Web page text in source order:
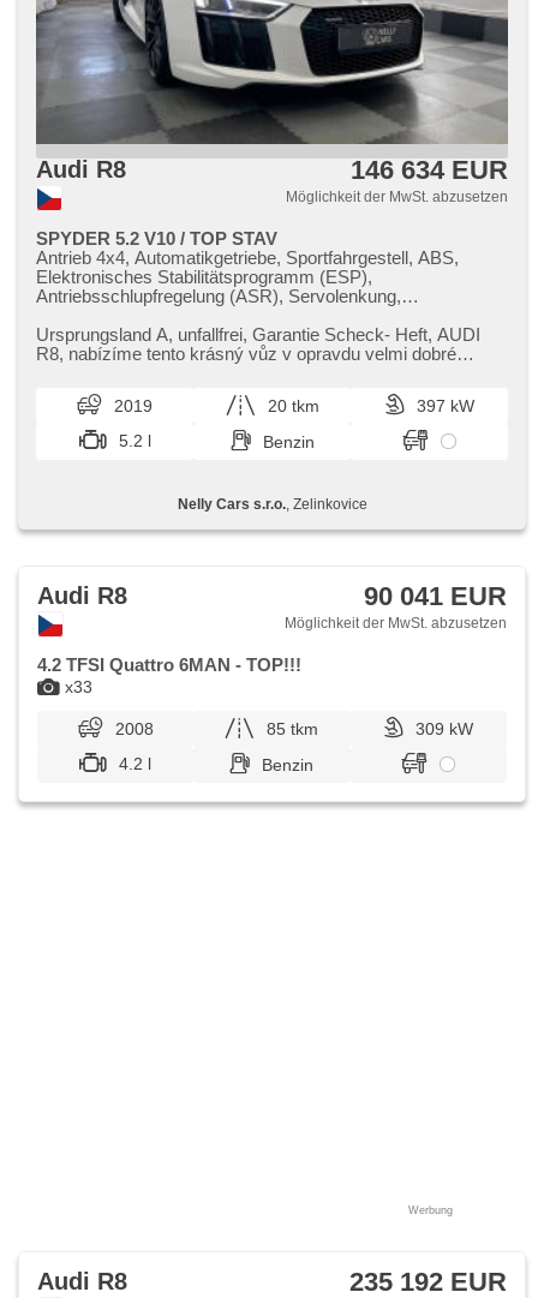
Stabilitätsprogramm (ESP), Start-Stop System, starten per
Taste, Tempomat, Getönte Scheiben, USB,
Außenthermometer, volba jízdního režimu, beheizte Sitze,
beheizte Spiegel, höheneinstellbare Sitze, höheneinstellbare
Fahrersitz, Heck LED Leuchte, Schlossverblendung
Audi R8 146 634 EUR
Möglichkeit der MwSt. abzusetzen
SPYDER 5.2 V10 / TOP STAV
Antrieb 4x4, Automatikgetriebe, Sportfahrgestell, ABS,
Elektronisches Stabilitätsprogramm (ESP),
Antriebsschlupfregelung (ASR), Servolenkung,
automatické přepínání dálkových světel, Alufelgen,
Bordcomputer, hlasové ovládání palubního počítače,
zadní, Parkassistent, bezklíčové startování,
Scheibenwischersensor, Lenkrad einstellbar,
Multifunktionslenkrad, řazení pádly pod volantem,
Beifahrerairbagdeaktivierung, El. Vorderscheiben, El.
beheizte Sitze, El. einstellbare Sitze, Positionssitze,
Reifendrucksensor, Vorderlichter LED, Autoradio, CD-
Getönte Scheiben
Ursprungsland A,​ unfallfrei,​ Garantie Scheck​- Heft,​ AUDI
R8,​ nabízíme tento krásný vůz v opravdu velmi dobré
2019 20 tkm
397 kW
5.2 l
Benzin
Nelly Cars s.r.o., Zelinkovice
x33
Audi R8 90 041 EUR
Möglichkeit der MwSt. abzusetzen
4.2 TFSI Quattro 6MAN - TOP!!!
2008 85 tkm
309 kW
4.2 l
Benzin
Werbung
Audi R8 235 192 EUR